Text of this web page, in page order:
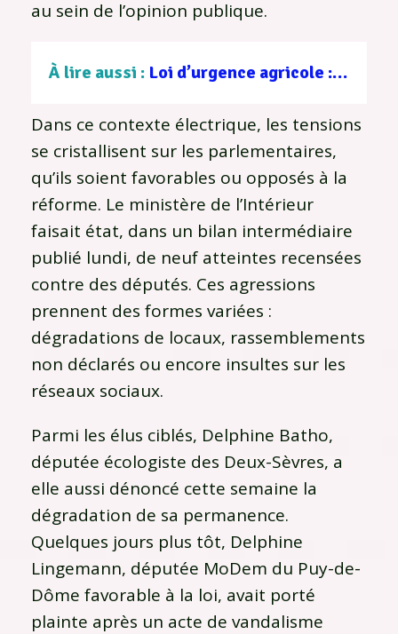
au sein de l’opinion publique.
À lire aussi : Loi d’urgence agricole : un accord trouvé en commission mixte paritaire avant le vote final du Parlement
Dans ce contexte électrique, les tensions
se cristallisent sur les parlementaires,
qu’ils soient favorables ou opposés à la
réforme. Le ministère de l’Intérieur
faisait état, dans un bilan intermédiaire
publié lundi, de neuf atteintes recensées
contre des députés. Ces agressions
prennent des formes variées :
dégradations de locaux, rassemblements
non déclarés ou encore insultes sur les
réseaux sociaux.
Parmi les élus ciblés, Delphine Batho,
députée écologiste des Deux-Sèvres, a
elle aussi dénoncé cette semaine la
dégradation de sa permanence.
Quelques jours plus tôt, Delphine
Lingemann, députée MoDem du Puy-de-
Dôme favorable à la loi, avait porté
plainte après un acte de vandalisme